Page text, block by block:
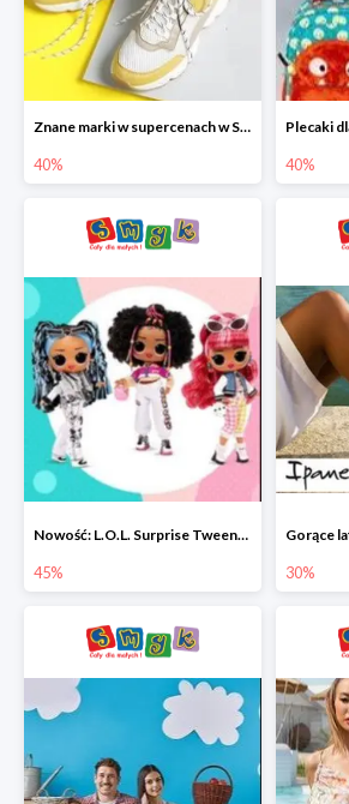
Znane marki w supercenach w Smyku - buty do -40%
40% 40%
Nowość: L.O.L. Surprise Tweens Doll w Smyku do -45%
45% 30%